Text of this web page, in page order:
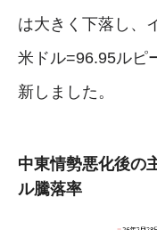
は大きく下落し、
米ドル=96.95ルピ
新しました。
中東情勢悪化後の
ル騰落率